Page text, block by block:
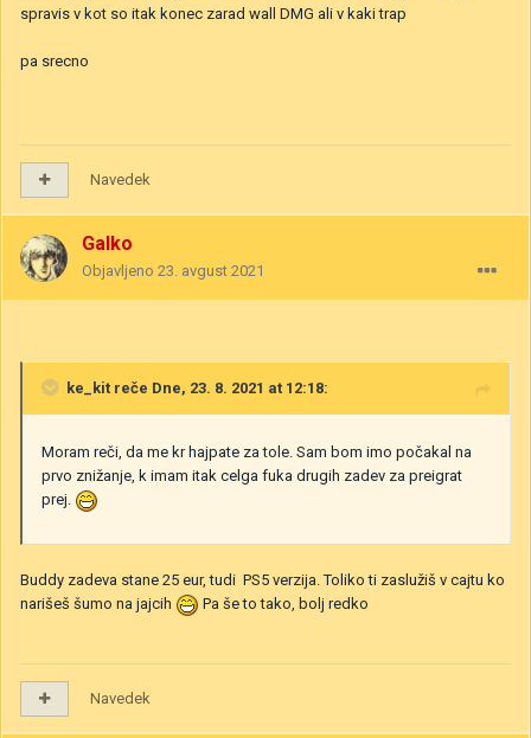
spravis v kot so itak konec zarad wall DMG ali v kaki trap
pa srecno
Navedek
Galko
Objavljeno 23. avgust 2021
ke_kit reče Dne, 23. 8. 2021 at 12:18:
Moram reči, da me kr hajpate za tole. Sam bom imo počakal na
prvo znižanje, k imam itak celga fuka drugih zadev za preigrat
prej.
Buddy zadeva stane 25 eur, tudi PS5 verzija. Toliko ti zaslužiš v cajtu ko
narišeš šumo na jajcih
Pa še to tako, bolj redko
Navedek